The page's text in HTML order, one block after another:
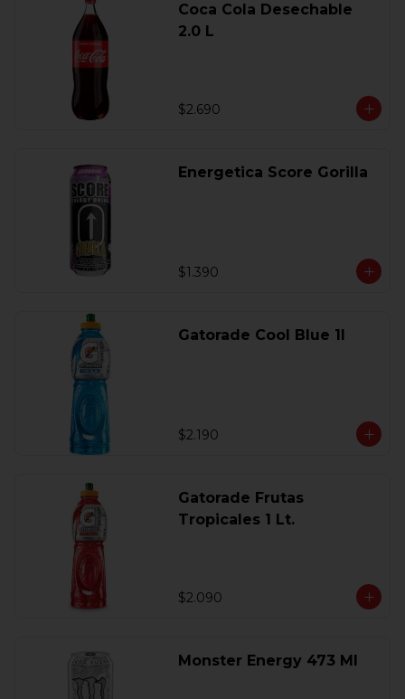
Coca Cola Desechable
2.0 L
$2.690
Energetica Score Gorilla
$1.390
Gatorade Cool Blue 1l
$2.190
Gatorade Frutas
Tropicales 1 Lt.
$2.090
Monster Energy 473 Ml